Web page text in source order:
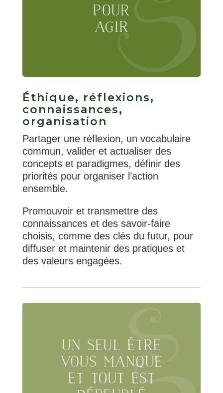
Éthique, réflexions,
connaissances,
organisation
Partager une réflexion, un vocabulaire
commun, valider et actualiser des
concepts et paradigmes, définir des
priorités pour organiser l’action
ensemble.
Promouvoir et transmettre des
connaissances et des savoir-faire
choisis, comme des clés du futur, pour
diffuser et maintenir des pratiques et
des valeurs engagées.